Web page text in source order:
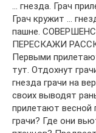
… гнезда. Грач
Грач кружит …
пашне.
ПЕРЕСКАЖИ
Первыми
тут. Отдохнут
гнезда грачи на
своих выводят
прилетают весной
грачи? Где они